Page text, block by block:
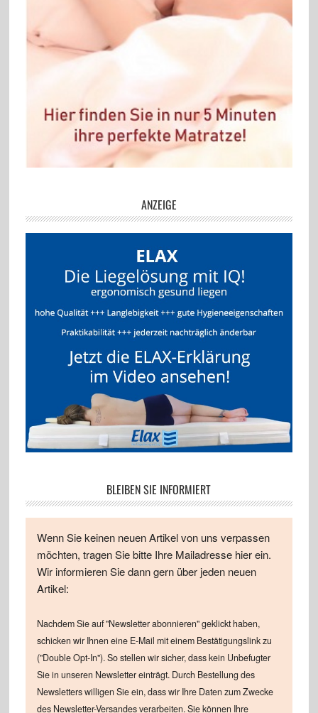
ANZEIGE
BLEIBEN SIE INFORMIERT
Wenn Sie keinen neuen Artikel von uns verpassen
möchten, tragen Sie bitte Ihre Mailadresse hier ein.
Wir informieren Sie dann gern über jeden neuen
Artikel:
Nachdem Sie auf "Newsletter abonnieren" geklickt haben,
schicken wir Ihnen eine E-Mail mit einem Bestätigungslink zu
("Double Opt-In"). So stellen wir sicher, dass kein Unbefugter
Sie in unseren Newsletter einträgt. Durch Bestellung des
Newsletters willigen Sie ein, dass wir Ihre Daten zum Zwecke
des Newsletter-Versandes verarbeiten. Sie können Ihre